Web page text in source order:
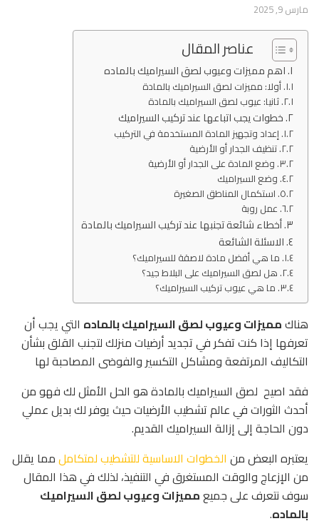
مارس 9, 2025
عناصر المقال
اهم مميزات وعيوب لصق السيراميك بالماده
أولا: مميزات لصق السيراميك بالمادة
ثانيا: عيوب لصق السيراميك بالمادة
خطوات يجب اتباعها عند تركيب السيراميك
إعداد وتجهيز المادة المستخدمة في التركيب
تنظيف الجدار أو الأرضية
وضع المادة على الجدار أو الأرضية
وضع السيراميك
استكمال المناطق الصغيرة
عمل روبة
أخطاء شائعة تجنبها عند تركيب السيراميك بالمادة
الاسئلة الشائعة
ما هي أفضل مادة لاصقة للسيراميك؟
هل لصق السيراميك على البلاط جيد؟
ما هي عيوب تركيب السيراميك؟
هناكمميزات وعيوب لصق السيراميك بالماده التي يجب أن
تعرفها إذا كنت تفكر في تجديد أرضيات منزلك لتجنب القلق بشأن
التكاليف المرتفعة ومشاكل التكسير والفوضى المصاحبة لها
فقد اصيح لصق السيراميك بالمادة هو الحل الأمثل لك فهو من
أحدث الثورات في عالم تشطيب الأرضيات حيث يوفر لك بديل عملي
دون الحاجة إلى إزالة السيراميك القديم.
يعتبره البعض من الخطوات الاساسية للتشطيب لمتكاملمما يقلل
من الإزعاج والوقت المستغرق في التنفيذ، لذلك في هذا المقال
سوف نتعرف على جميعمميزات وعيوب لصق السيراميك
بالماده.